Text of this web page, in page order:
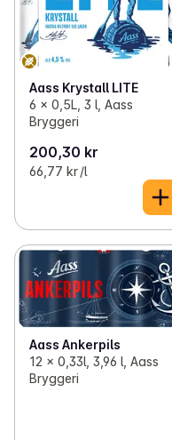
Aass Krystall LITE
6 x 0,5L, 3 l, Aass
Bryggeri
200,30 kr
66,77 kr /l
Aass Ankerpils
12 x 0,33l, 3,96 l, Aass
Bryggeri